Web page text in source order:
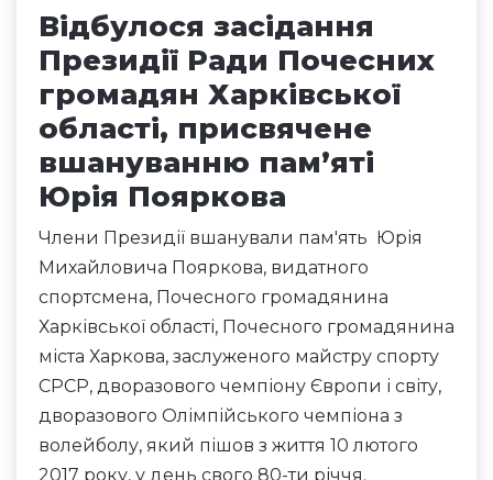
Відбулося засідання
Президії Ради Почесних
громадян Харківської
області, присвячене
вшануванню пам’яті
Юрія Пояркова
Члени Президії вшанували пам'ять Юрія
Михайловича Пояркова, видатного
спортсмена, Почесного громадянина
Харківської області, Почесного громадянина
міста Харкова, заслуженого майстру спорту
СРСР, дворазового чемпіону Європи і світу,
дворазового Олімпійського чемпіона з
волейболу, який пішов з життя 10 лютого
2017 року, у день свого 80-ти річчя.